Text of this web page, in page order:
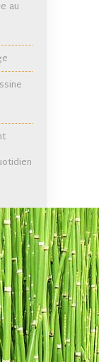
au